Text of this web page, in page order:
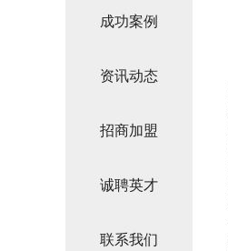
成功案例
资讯动态
招商加盟
诚聘英才
联系我们